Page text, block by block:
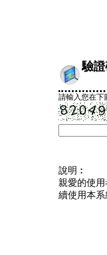
驗
請輸入您在下
說明︰
親愛的使
續使用本系